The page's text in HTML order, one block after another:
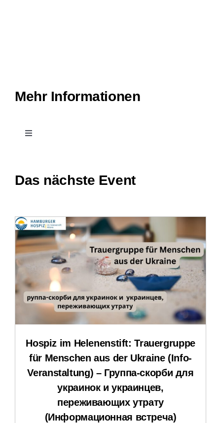
Mehr Informationen
Toggle
Stellenangebote und Praktika
Downloads
Impressum
Datenschutzerklärung
Das nächste Event
Hospiz im Helenenstift: Trauergruppe
für Menschen aus der Ukraine (Info-
Veranstaltung) – Группа-скорби для
украинок и украинцев,
переживающих утрату
(Информационная встреча)